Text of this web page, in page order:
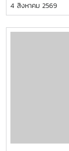
บริการวิชาการ แ
SIPOC ในกระบ
4 สิงหาคม